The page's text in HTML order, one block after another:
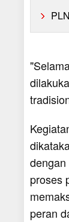
proses
peran